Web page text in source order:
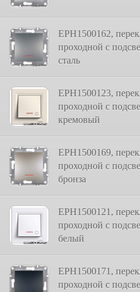
EPH1500162,
проходной с
сталь
EPH1500123,
проходной с
кремовый
EPH1500169,
проходной с
бронза
EPH1500121,
проходной с
белый
EPH1500171,
проходной с